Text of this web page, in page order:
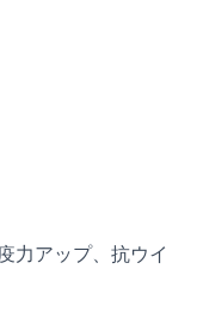
力アップ、抗ウイ